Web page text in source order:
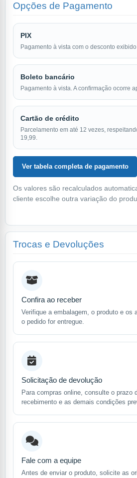
Opções de Pagamento
PIX
Pagamento à vista com o desconto
Boleto bancário
Pagamento à vista. A confirmação ocorre
Cartão de crédito
Parcelamento em até 12 vezes,
19,99.
Ver tabela completa de pagamento
Os valores são recalculados
cliente escolhe outra variação do
Trocas e Devoluções
Confira ao receber
Verifique a embalagem, o produto e os
o pedido for entregue.
Solicitação de devolução
Para compras online, consulte o prazo
recebimento e as demais condições
Fale com a equipe
Antes de enviar o produto, solicite as